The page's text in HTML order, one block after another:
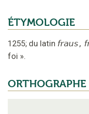
ÉTYMOLOGIE
1255; du latin fraus,
foi ».
ORTHOGRAPHE